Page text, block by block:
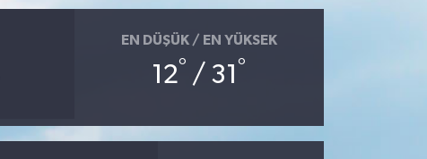
EN DÜŞÜK / EN YÜKSEK
12° / 31 °